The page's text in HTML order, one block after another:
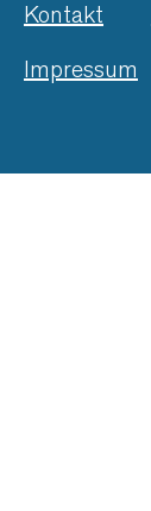
Kontakt
Impressum